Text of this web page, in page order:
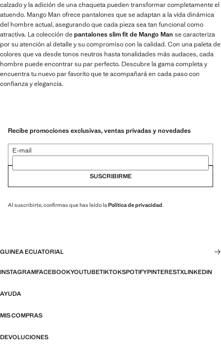
calzado y la adición de una chaqueta pueden transformar completamente el
atuendo. Mango Man ofrece pantalones que se adaptan a la vida dinámica
del hombre actual, asegurando que cada pieza sea tan funcional como
atractiva. La colección depantalones slim fit de Mango Man se caracteriza
por su atención al detalle y su compromiso con la calidad. Con una paleta de
colores que va desde tonos neutros hasta tonalidades más audaces, cada
hombre puede encontrar su par perfecto. Descubre la gama completa y
encuentra tu nuevo par favorito que te acompañará en cada paso con
confianza y elegancia.
Recibe promociones exclusivas, ventas privadas y novedades
E-mail
SUSCRIBIRME
Al suscribirte, confirmas que has leído la Política de privacidad.
GUINEA ECUATORIAL
INSTAGRAMFACEBOOKYOUTUBETIKTOKSPOTIFYPINTERESTXLINKEDIN
AYUDA
MIS COMPRAS
DEVOLUCIONES